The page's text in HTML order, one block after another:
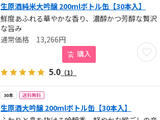
生原酒純米大吟醸 200mlボトル缶【30本入】
鮮度あふれる華やかな香り、濃醇かつ芳醇な贅沢
な旨み
お気
13,266円
購入
5.0 （1）
30本 送料無料
生原酒大吟醸 200mlボトル缶【30本入】